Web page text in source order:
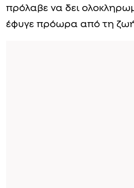
πρόλαβε να δει
έφυγε πρόωρα από τη